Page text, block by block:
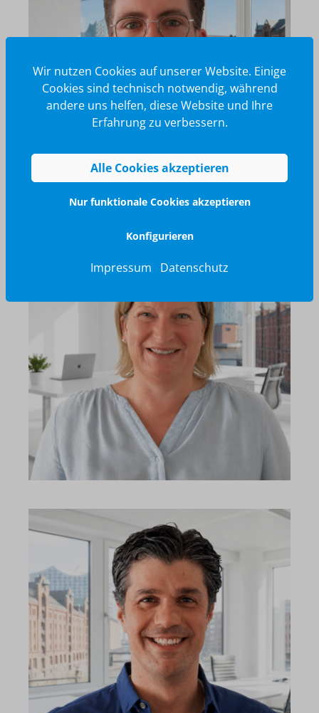
Wir nutzen Cookies auf unserer Website. Einige
Cookies sind technisch notwendig, während
andere uns helfen, diese Website und Ihre
Erfahrung zu verbessern.
Alle Cookies akzeptieren
Nur funktionale Cookies akzeptieren
Konfigurieren
Impressum Datenschutz